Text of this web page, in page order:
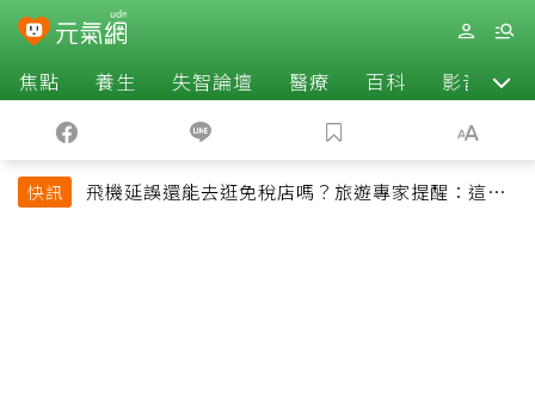
焦點 養生 失智論壇 醫療 百科 影音
快訊
飛機延誤還能去逛免稅店嗎？旅遊專家提醒：這個